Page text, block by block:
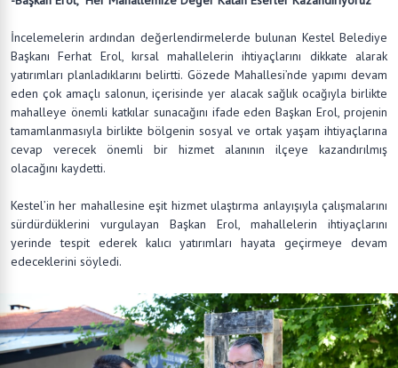
İncelemelerin ardından değerlendirmelerde bulunan Kestel Belediye
Başkanı Ferhat Erol, kırsal mahallelerin ihtiyaçlarını dikkate alarak
yatırımları planladıklarını belirtti. Gözede Mahallesi’nde yapımı devam
eden çok amaçlı salonun, içerisinde yer alacak sağlık ocağıyla birlikte
mahalleye önemli katkılar sunacağını ifade eden Başkan Erol, projenin
tamamlanmasıyla birlikte bölgenin sosyal ve ortak yaşam ihtiyaçlarına
cevap verecek önemli bir hizmet alanının ilçeye kazandırılmış
olacağını kaydetti.
Kestel’in her mahallesine eşit hizmet ulaştırma anlayışıyla çalışmalarını
sürdürdüklerini vurgulayan Başkan Erol, mahallelerin ihtiyaçlarını
yerinde tespit ederek kalıcı yatırımları hayata geçirmeye devam
edeceklerini söyledi.